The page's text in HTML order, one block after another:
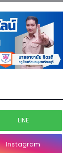
LINE
Instagram